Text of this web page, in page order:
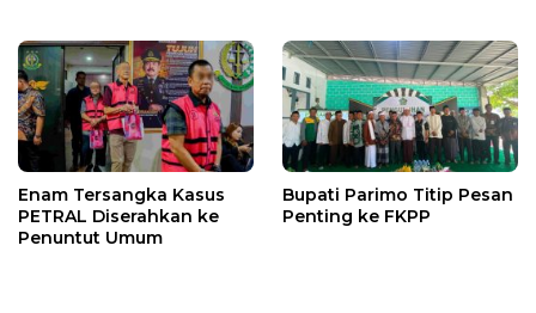
Enam Tersangka Kasus
PETRAL Diserahkan ke
Penuntut Umum
Bupati Parimo Titip Pesan
Penting ke FKPP